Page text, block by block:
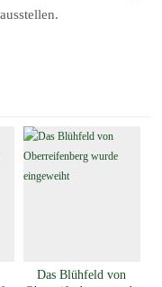
Das Blühfeld von